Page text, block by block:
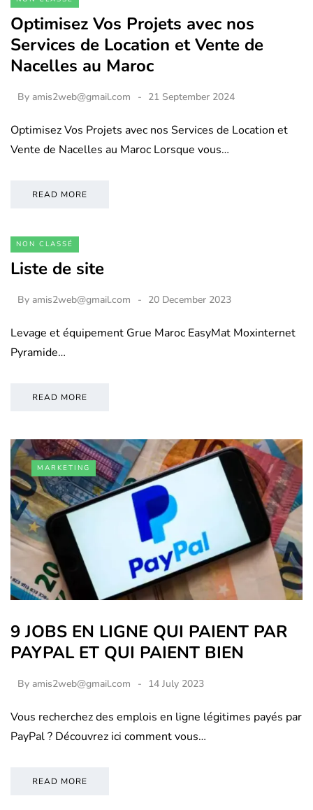
Optimisez Vos Projets avec nos
Services de Location et Vente de
Nacelles au Maroc
By amis2web@gmail.com 21 September 2024
Optimisez Vos Projets avec nos Services de Location et
Vente de Nacelles au Maroc Lorsque vous…
READ MORE
NON CLASSÉ
Liste de site
By amis2web@gmail.com 20 December 2023
Levage et équipement Grue Maroc EasyMat Moxinternet
Pyramide…
READ MORE
MARKETING
9 JOBS EN LIGNE QUI PAIENT PAR
PAYPAL ET QUI PAIENT BIEN
By amis2web@gmail.com 14 July 2023
Vous recherchez des emplois en ligne légitimes payés par
PayPal ? Découvrez ici comment vous…
READ MORE